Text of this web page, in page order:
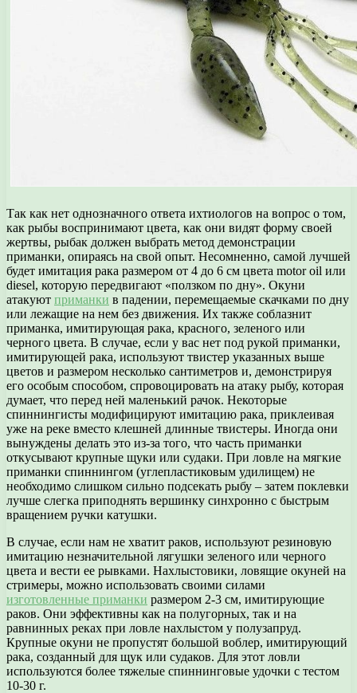
Так как нет однозначного ответа ихтиологов на вопрос о том,
как рыбы воспринимают цвета, как они видят форму своей
жертвы, рыбак должен выбрать метод демонстрации
приманки, опираясь на свой опыт. Несомненно, самой лучшей
будет имитация рака размером от 4 до 6 см цвета motor oil или
diesel, которую передвигают «ползком по дну». Окуни
атакуют приманки в падении, перемещаемые скачками по дну
или лежащие на нем без движения. Их также соблазнит
приманка, имитирующая рака, красного, зеленого или
черного цвета. В случае, если у вас нет под рукой приманки,
имитирующей рака, используют твистер указанных выше
цветов и размером несколько сантиметров и, демонстрируя
его особым способом, спровоцировать на атаку рыбу, которая
думает, что перед ней маленький рачок. Некоторые
спиннингисты модифицируют имитацию рака, приклеивая
уже на реке вместо клешней длинные твистеры. Иногда они
вынуждены делать это из-за того, что часть приманки
откусывают крупные щуки или судаки. При ловле на мягкие
приманки спиннингом (углепластиковым удилищем) не
необходимо слишком сильно подсекать рыбу – затем поклевки
лучше слегка приподнять вершинку синхронно с быстрым
вращением ручки катушки.
В случае, если нам не хватит раков, используют резиновую
имитацию незначительной лягушки зеленого или черного
цвета и вести ее рывками. Нахлыстовики, ловящие окуней на
стримеры, можно использовать своими силами
изготовленные приманки размером 2-3 см, имитирующие
раков. Они эффективны как на полугорных, так и на
равнинных реках при ловле нахлыстом у полузапруд.
Крупные окуни не пропустят большой воблер, имитирующий
рака, созданный для щук или судаков. Для этот ловли
используются более тяжелые спиннинговые удочки с тестом
10-30 г.